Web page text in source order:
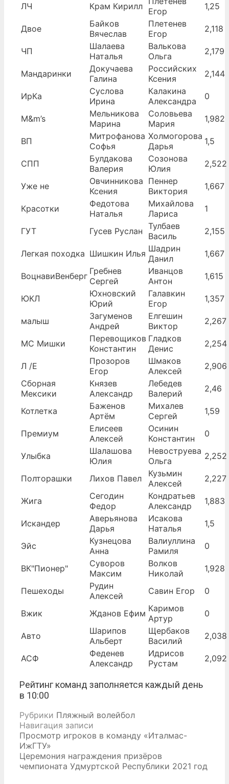
ЛЧ Крам Кирилл Егор
1,25
Двое
Байков
Вячеслав
Плетенев
Егор
2,118
ЧП
Шалаева
Наталья
Валькова
Ольга
2,179
Мандаринки
Докучаева
Галина
Российских
Ксения
2,144
ИрКа
Суслова
Ирина
Калакина
Александра
0
M&m’s
Мельникова
Марина
Соловьева
Мария
1,982
ВП
Митрофанова
Софья
Холмогорова
Дарья
1,5
СПП
Булдакова
Валерия
Созонова
Юлия
2,522
Уже не
Овчинникова
Ксения
Пеннер
Виктория
1,667
Красотки
Федотова
Наталья
Михайлова
Лариса
1
ГУТ Гусев Руслан Тулбаев
Василь
2,155
Легкая походка Шишкин Илья Шадрин
Данил
1,667
ВоцнавиВенберг Гребнев
Сергей
Иванцов
Антон
1,615
ЮКЛ
Юхновский
Юрий
Галавкин
Егор
1,357
малыш
Загуменов
Андрей
Елгешин
Виктор
2,267
МС Мишки
Перевощиков
Константин
Гладков
Денис
2,254
Л /Е
Прозоров
Егор
Шмаков
Алексей
2,906
Сборная
Мексики
Князев
Александр
Лебедев
Валерий
2,46
Котлетка
Баженов
Артëм
Михалев
Сергей
1,59
Премиум
Елисеев
Алексей
Осинин
Константин
0
Улыбка
Шалашова
Юлия
Невоструева
Ольга
2,252
Полторашки Лихов Павел
Кузьмин
Алексей
2,227
Жига
Сегодин
Федор
Кондратьев
Александр
1,883
Искандер
Аверьянова
Дарья
Исакова
Наталья
1,5
Эйс
Кузнецова
Анна
Валиуллина
Рамиля
0
ВК"Пионер"
Суворов
Максим
Волков
Николай
1,928
Пешеходы
Рудин
Алексей
Савин Егор 0
Вжик Жданов Ефим Каримов
Артур
0
Авто
Шарипов
Альберт
Щербаков
Василий
2,038
АСФ
Феденев
Александр
Идрисов
Рустам
2,092
Рейтинг команд заполняется каждый день
в 10:00
Рубрики Пляжный волейбол
Навигация записи
Просмотр игроков в команду «Италмас-
ИжГТУ»
Церемония награждения призёров
чемпионата Удмуртской Республики 2021 год